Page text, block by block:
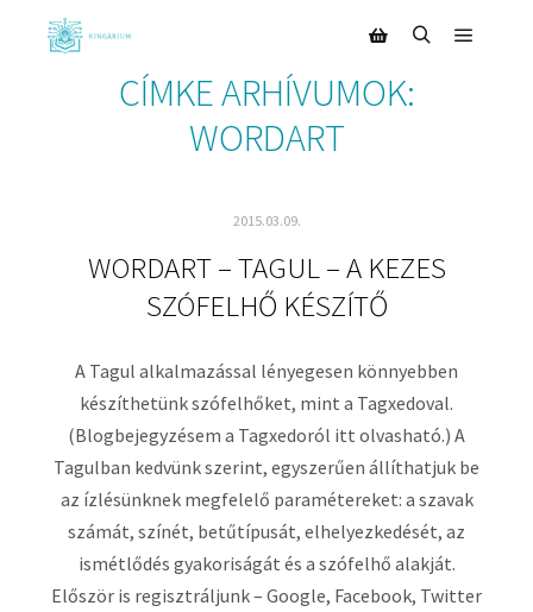
CÍMKE ARHÍVUMOK:
WORDART
2015.03.09.
WORDART – TAGUL – A KEZES
SZÓFELHŐ KÉSZÍTŐ
A Tagul alkalmazással lényegesen könnyebben
készíthetünk szófelhőket, mint a Tagxedoval.
(Blogbejegyzésem a Tagxedoról itt olvasható.) A
Tagulban kedvünk szerint, egyszerűen állíthatjuk be
az ízlésünknek megfelelő paramétereket: a szavak
számát, színét, betűtípusát, elhelyezkedését, az
ismétlődés gyakoriságát és a szófelhő alakját.
Először is regisztráljunk – Google, Facebook, Twitter